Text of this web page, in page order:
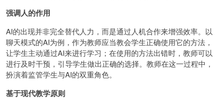
强调人的作用
AI的出现并非完全替代人力，而是通过人机合作来增强效率。以
聊天模式的AI为例，作为教师应当教会学生正确使用它的方法，
让学生主动通过AI来进行学习；在使用的方法出错时，教师可以
进行及时干预，引导学生做出正确的选择。教师在这一过程中，
扮演着监管学生与AI的双重角色。
基于现代教学原则